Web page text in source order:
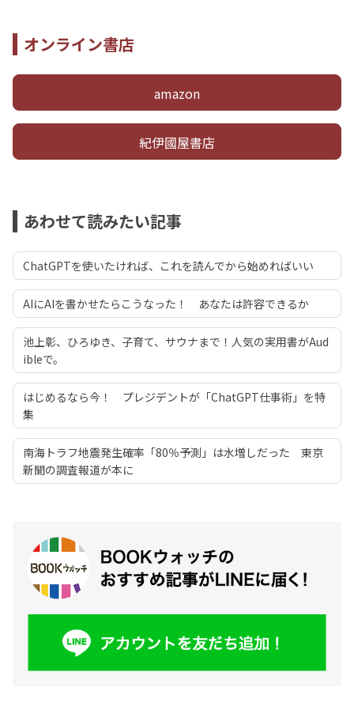
オンライン書店
amazon
紀伊國屋書店
あわせて読みたい記事
ChatGPTを使いたければ、これを読んでから始めればいい
AIにAIを書かせたらこうなった！ あなたは許容できるか
池上彰、ひろゆき、子育て、サウナまで！人気の実用書がAud
ibleで。
はじめるなら今！ プレジデントが「ChatGPT仕事術」を特
集
南海トラフ地震発生確率「80％予測」は水増しだった 東京
新聞の調査報道が本に